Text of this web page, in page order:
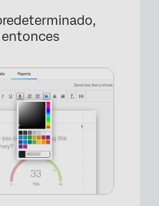
×
entonces